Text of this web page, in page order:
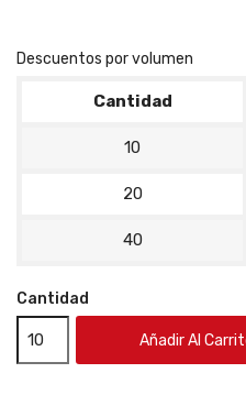
Descuentos por volumen
Cantidad
10
20
40
Cantidad
Añadir Al